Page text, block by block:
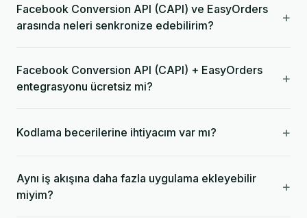
Facebook Conversion API (CAPI) ve EasyOrders
arasında neleri senkronize edebilirim?
+
Facebook Conversion API (CAPI) + EasyOrders
entegrasyonu ücretsiz mi?
+
Kodlama becerilerine ihtiyacım var mı? +
Aynı iş akışına daha fazla uygulama ekleyebilir
miyim?
+